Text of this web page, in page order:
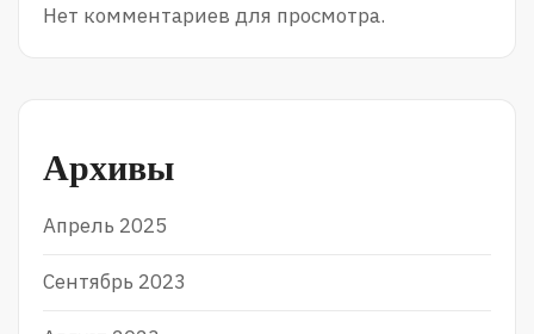
Нет комментариев для просмотра.
Архивы
Апрель 2025
Сентябрь 2023